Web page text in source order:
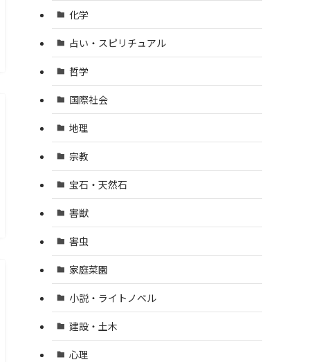
化学
占い・スピリチュアル
哲学
国際社会
地理
宗教
宝石・天然石
害獣
害虫
家庭菜園
小説・ライトノベル
建設・土木
心理